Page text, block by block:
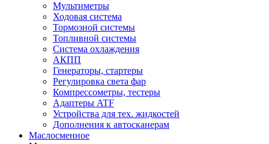
Мультиметры
Ходовая система
Тормозной системы
Топливной системы
Система охлаждения
АКПП
Генераторы, стартеры
Регулировка света фар
Компрессометры, тестеры
Адаптеры ATF
Устройства для тех. жидкостей
Дополнения к автосканерам
Маслосменное